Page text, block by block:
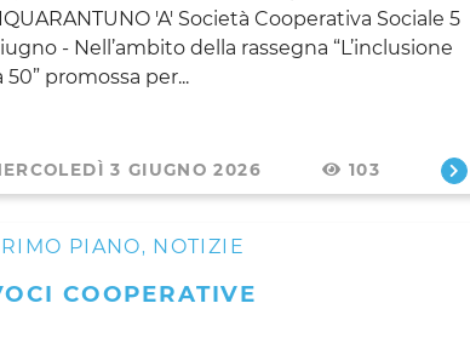
'A' Società Cooperativa Sociale 5
- Nell’ambito della rassegna “L’inclusione
50” promossa per...
3 GIUGNO 2026 103
PIANO, NOTIZIE
COOPERATIVE